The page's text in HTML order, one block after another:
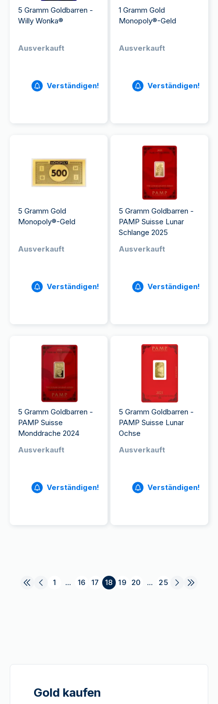
5 Gramm Goldbarren -
Willy Wonka®
Ausverkauft
Verständigen!
1 Gramm Gold
Monopoly®-Geld
Ausverkauft
Verständigen!
5 Gramm Gold
Monopoly®-Geld
Ausverkauft
Verständigen!
5 Gramm Goldbarren -
PAMP Suisse Lunar
Schlange 2025
Ausverkauft
Verständigen!
5 Gramm Goldbarren -
PAMP Suisse
Monddrache 2024
Ausverkauft
Verständigen!
5 Gramm Goldbarren -
PAMP Suisse Lunar
Ochse
Ausverkauft
Verständigen!
1 ... 16 17 18 19 20 ... 25
Gold kaufen